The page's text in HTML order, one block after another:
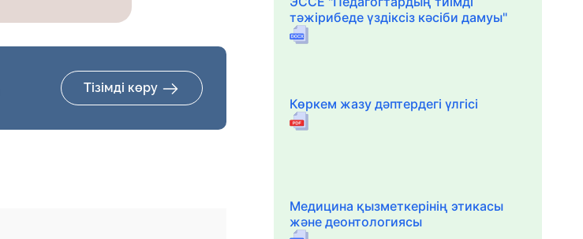
Тізімді көру
тәжірибеде үздіксіз кәсіби дамуы"
Көркем жазу дәптердегі үлгісі
Медицина қызметкерінің этикасы
және деонтологиясы